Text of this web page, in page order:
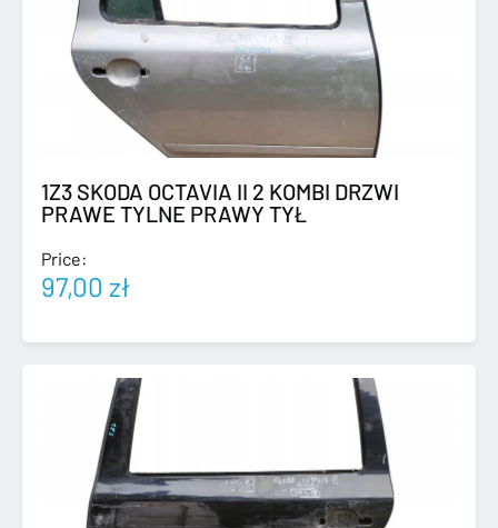
1Z3 SKODA OCTAVIA II 2 KOMBI DRZWI
PRAWE TYLNE PRAWY TYŁ
Price:
97,00 zł